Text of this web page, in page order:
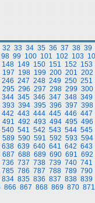
32 33 34 35 36 37 38 39
98 99 100 101 102 103
148 149 150 151 152 153
197 198 199 200 201 202
246 247 248 249 250 251
295 296 297 298 299 300
344 345 346 347 348 349
393 394 395 396 397 398
442 443 444 445 446 447
491 492 493 494 495 496
540 541 542 543 544 545
589 590 591 592 593 594
638 639 640 641 642 643
687 688 689 690 691 692
736 737 738 739 740 741
785 786 787 788 789 790
834 835 836 837 838 839
866 867 868 869 870 871